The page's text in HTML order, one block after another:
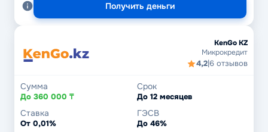
Получить деньги
KenGo KZ
Микрокредит
4,2|6 отзывов
Сумма
До 360 000 ₸
Срок
До 12 месяцев
Ставка
От 0,01%
ГЭСВ
До 46%